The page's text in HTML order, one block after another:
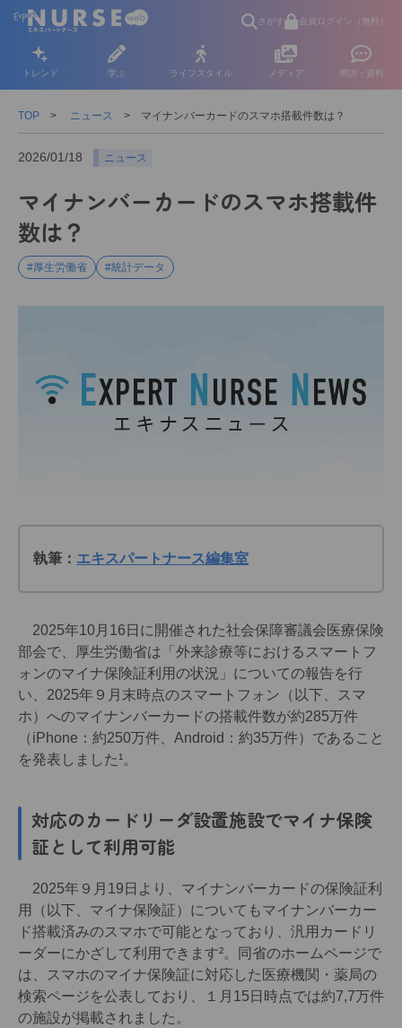
さがす 会員ログイン（無料）
トレンド 学ぶ ライフスタイル メディア 用語・資料
TOP ニュース マイナンバーカードのスマホ搭載件数は？
2026/01/18 ニュース
マイナンバーカードのスマホ搭載件
数は？
#厚生労働省 #統計データ
執筆： エキスパートナース編集室
2025年10月16日に開催された社会保障審議会医療保険
部会で、厚生労働省は「外来診療等におけるスマートフ
ォンのマイナ保険証利用の状況」についての報告を行
い、2025年９月末時点のスマートフォン（以下、スマ
ホ）へのマイナンバーカードの搭載件数が約285万件
（iPhone：約250万件、Android：約35万件）であること
を発表しました¹。
対応のカードリーダ設置施設でマイナ保険
証として利用可能
2025年９月19日より、マイナンバーカードの保険証利
用（以下、マイナ保険証）についてもマイナンバーカー
ド搭載済みのスマホで可能となっており、汎用カードリ
ーダーにかざして利用できます²。同省のホームページで
は、スマホのマイナ保険証に対応した医療機関・薬局の
検索ページを公表しており、１月15日時点では約7,7万件
の施設が掲載されました。